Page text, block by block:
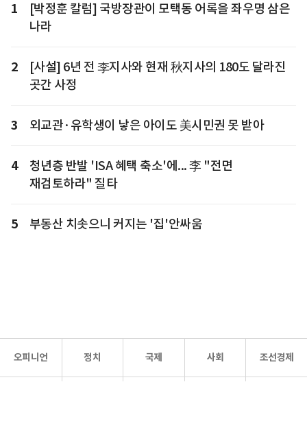
1
[박정훈 칼럼] 국방장관이 모택동 어록을 좌우명 삼은
나라
2
[사설] 6년 전 李지사와 현재 秋지사의 180도 달라진
곳간 사정
3 외교관·유학생이 낳은 아이도 美시민권 못 받아
4
청년층 반발 'ISA 혜택 축소'에... 李 "전면
재검토하라" 질타
5 부동산 치솟으니 커지는 '집'안싸움
오피니언 정치 국제 사회 조선경제